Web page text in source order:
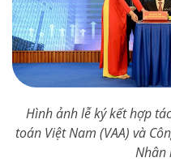
Hình ảnh lễ ký kết hợp
toán Việt Nam (VAA) và
Nhân